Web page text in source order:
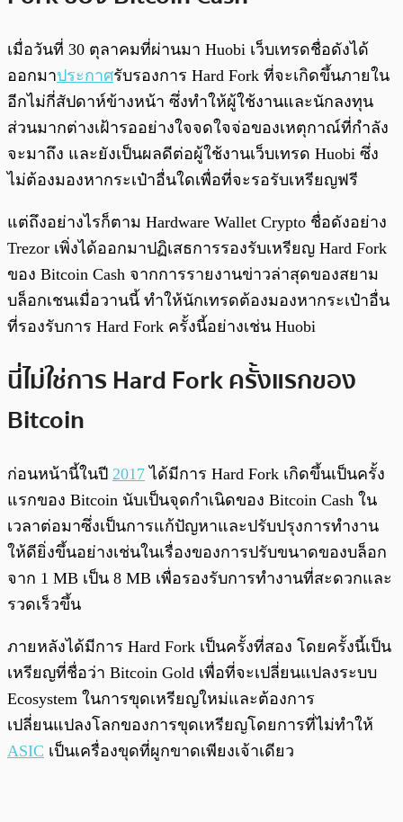
เมื่อวันที่ 30 ตุลาคมที่ผ่านมา Huobi เว็บเทรดชื่อดังได้
ออกมาประกาศรับรองการ Hard Fork ที่จะเกิดขึ้นภายใน
อีกไม่กี่สัปดาห์ข้างหน้า ซึ่งทำให้ผู้ใช้งานและนักลงทุน
ส่วนมากต่างเฝ้ารออย่างใจจดใจจ่อของเหตุกาณ์ที่กำลัง
จะมาถึง และยังเป็นผลดีต่อผู้ใช้งานเว็บเทรด Huobi ซึ่ง
ไม่ต้องมองหากระเป๋าอื่นใดเพื่อที่จะรอรับเหรียญฟรี
แต่ถึงอย่างไรก็ตาม Hardware Wallet Crypto ชื่อดังอย่าง
Trezor เพิ่งได้ออกมาปฏิเสธการรองรับเหรียญ Hard Fork
ของ Bitcoin Cash จากการรายงานข่าวล่าสุดของสยาม
บล็อกเชนเมื่อวานนี้ ทำให้นักเทรดต้องมองหากระเป๋าอื่น
ที่รองรับการ Hard Fork ครั้งนี้อย่างเช่น Huobi
นี่ไม่ใช่การ Hard Fork ครั้งแรกของ
Bitcoin
ก่อนหน้านี้ในปี 2017 ได้มีการ Hard Fork เกิดขึ้นเป็นครั้ง
แรกของ Bitcoin นับเป็นจุดกำเนิดของ Bitcoin Cash ใน
เวลาต่อมาซึ่งเป็นการแก้ปัญหาและปรับปรุงการทำงาน
ให้ดียิ่งขึ้นอย่างเช่นในเรื่องของการปรับขนาดของบล็อก
จาก 1 MB เป็น 8 MB เพื่อรองรับการทำงานที่สะดวกและ
รวดเร็วขึ้น
ภายหลังได้มีการ Hard Fork เป็นครั้งที่สอง โดยครั้งนี้เป็น
เหรียญที่ชื่อว่า Bitcoin Gold เพื่อที่จะเปลี่ยนแปลงระบบ
Ecosystem ในการขุดเหรียญใหม่และต้องการ
เปลี่ยนแปลงโลกของการขุดเหรียญโดยการที่ไม่ทำให้
ASIC เป็นเครื่องขุดที่ผูกขาดเพียงเจ้าเดียว